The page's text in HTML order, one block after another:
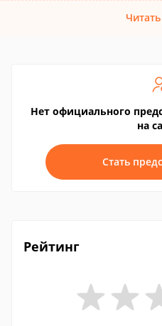
Нет официального
на
Стать
Рейтинг